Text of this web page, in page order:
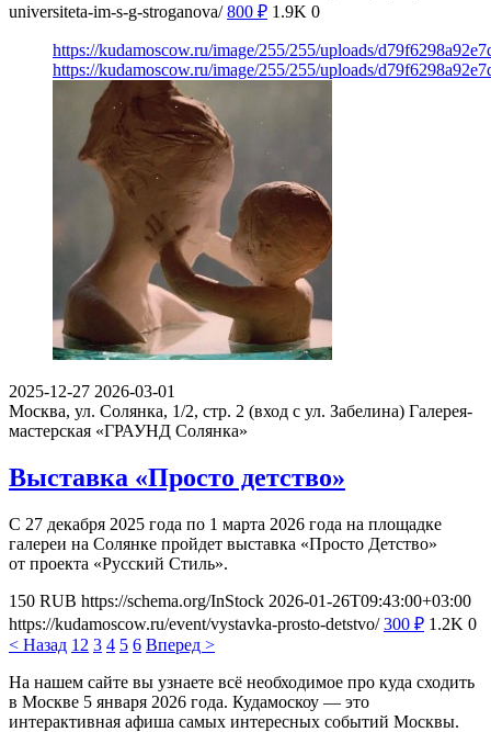
universiteta-im-s-g-stroganova/ 800 ₽ 1.9K 0
https://kudamoscow.ru/image/255/255/uploads/
https://kudamoscow.ru/image/255/255/uploads/
2025-12-27 2026-03-01
Москва, ул. Солянка, 1/2, стр. 2 (вход с ул. Забелина) Галерея-
мастерская «ГРАУНД Солянка»
Выставка «Просто детство»
С 27 декабря 2025 года по 1 марта 2026 года на площадке
галереи на Солянке пройдет выставка «Просто Детство»
от проекта «Русский Стиль».
150 RUB https://schema.org/InStock 2026-01-26T09:43:00+03:00
https://kudamoscow.ru/event/vystavka-prosto-detstvo/ 300 ₽ 1.2K 0
< Назад 1 2 3 4 5 6 Вперед >
На нашем сайте вы узнаете всё необходимое про куда сходить
в Москве 5 января 2026 года. Кудамоскоу — это
интерактивная афиша самых интересных событий Москвы.